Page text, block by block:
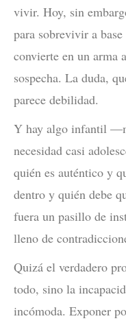
vivir. Hoy, sin
para sobrevivir a
convierte en un arma
sospecha. La duda,
parece debilidad.
Y hay algo infantil
necesidad casi
quién es auténtico y
dentro y quién debe
fuera un pasillo de
lleno de
Quizá el verdadero
todo, sino la
incómoda. Exponer